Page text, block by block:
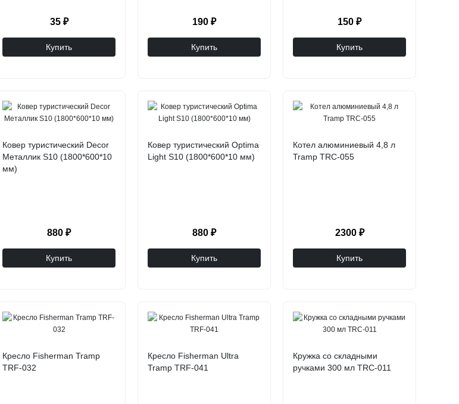
35 ₽
Купить
190 ₽
Купить
150 ₽
Купить
Ковер туристический Decor
Металлик S10 (1800*600*10
мм)
880 ₽
Купить
Ковер туристический Optima
Light S10 (1800*600*10 мм)
880 ₽
Купить
Котел алюминиевый 4,8 л
Tramp TRC-055
2300 ₽
Купить
Кресло Fisherman Tramp
TRF-032
Кресло Fisherman Ultra
Tramp TRF-041
Кружка со складными
ручками 300 мл TRC-011